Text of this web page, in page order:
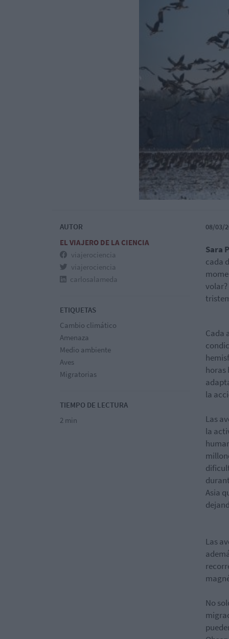
AUTOR
EL VIAJERO DE LA CIENCIA
viajerociencia
viajerociencia
carlosalameda
ETIQUETAS
Cambio climático
Amenaza
Medio ambiente
Aves
Migratorias
TIEMPO DE LECTURA
2 min
08/03/
Sara
cada
Cada
horas
la
Las
la
Asia
Las
No